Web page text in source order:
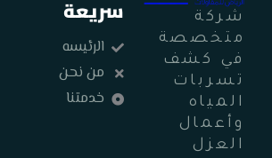
شركة
متخصصة
في كشف
تسربات
المياه
وأعمال
العزل
سريعة
الرئيسه
من نحن
خدمتنا